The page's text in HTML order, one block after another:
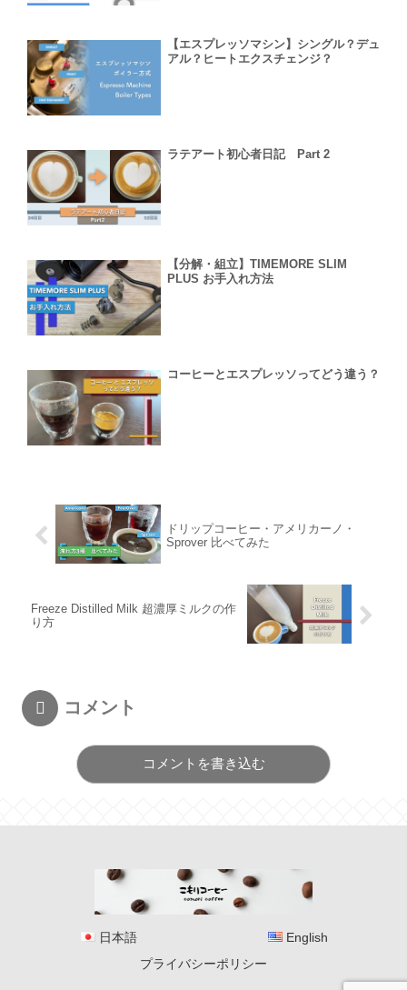
【エスプレッソマシン】シングル？デュ
アル？ヒートエクスチェンジ？
ラテアート初心者日記 Part 2
【分解・組立】TIMEMORE SLIM
PLUS お手入れ方法
コーヒーとエスプレッソってどう違う？
ドリップコーヒー・アメリカーノ・
Sprover 比べてみた
Freeze Distilled Milk 超濃厚ミルクの作
り方
コメント
コメントを書き込む
日本語
English
プライバシーポリシー